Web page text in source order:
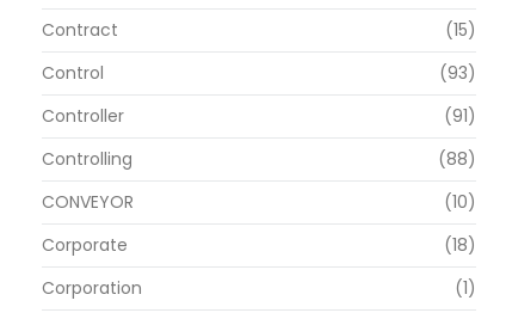
Contract
(15)
Control
(93)
Controller
(91)
Controlling
(88)
CONVEYOR
(10)
Corporate
(18)
Corporation
(1)